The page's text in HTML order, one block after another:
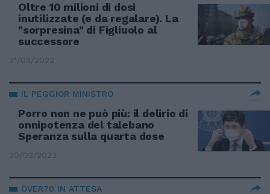
Oltre 10 milioni di dosi
inutilizzate (e da regalare). La
"sorpresina" di Figliuolo al
successore
31/03/2022
IL PEGGIOR MINISTRO
Porro non ne può più: il delirio di
onnipotenza del talebano
Speranza sulla quarta dose
30/03/2022
OVER70 IN ATTESA